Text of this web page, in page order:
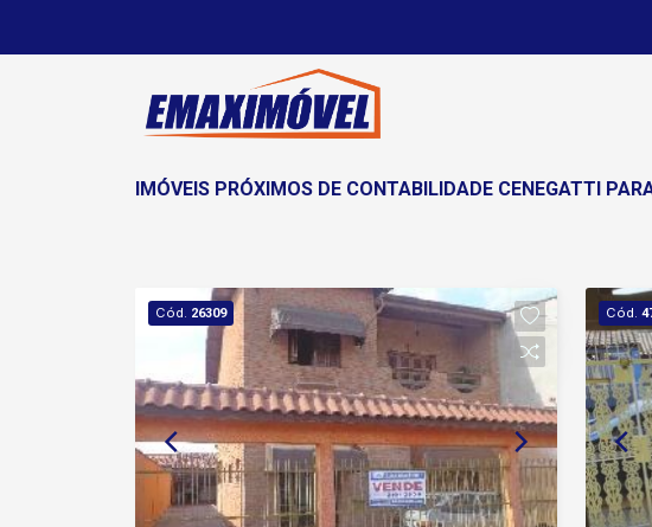
IMÓVEIS PRÓXIMOS DE CONTABILIDADE CENEGATTI
Cód. 26309 Cód.